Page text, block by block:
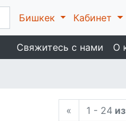
Бишкек Кабинет
Свяжитесь с нами О
« 1 - 24